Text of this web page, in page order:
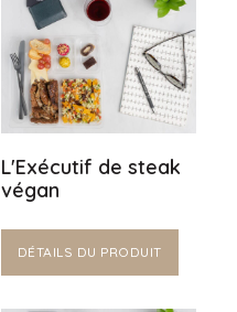
L'Exécutif de steak
végan
DÉTAILS DU PRODUIT